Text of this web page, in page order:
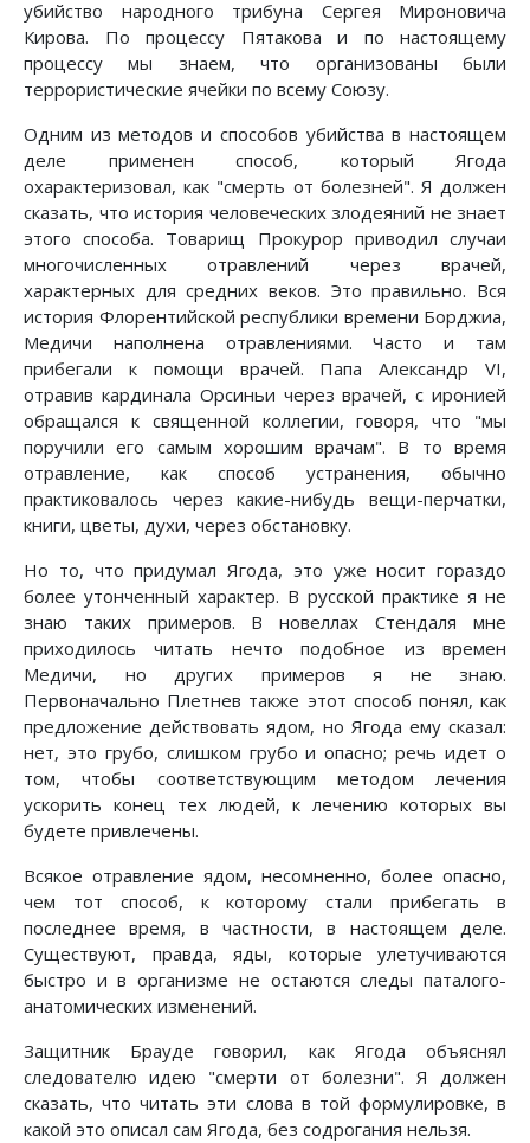
убийство народного трибуна Сергея Мироновича
Кирова. По процессу Пятакова и по настоящему
процессу мы знаем, что организованы были
террористические ячейки по всему Союзу.
Одним из методов и способов убийства в настоящем
деле применен способ, который Ягода
охарактеризовал, как "смерть от болезней". Я должен
сказать, что история человеческих злодеяний не знает
этого способа. Товарищ Прокурор приводил случаи
многочисленных отравлений через врачей,
характерных для средних веков. Это правильно. Вся
история Флорентийской республики времени Борджиа,
Медичи наполнена отравлениями. Часто и там
прибегали к помощи врачей. Папа Александр VI,
отравив кардинала Орсиньи через врачей, с иронией
обращался к священной коллегии, говоря, что "мы
поручили его самым хорошим врачам". В то время
отравление, как способ устранения, обычно
практиковалось через какие-нибудь вещи-перчатки,
книги, цветы, духи, через обстановку.
Но то, что придумал Ягода, это уже носит гораздо
более утонченный характер. В русской практике я не
знаю таких примеров. В новеллах Стендаля мне
приходилось читать нечто подобное из времен
Медичи, но других примеров я не знаю.
Первоначально Плетнев также этот способ понял, как
предложение действовать ядом, но Ягода ему сказал:
нет, это грубо, слишком грубо и опасно; речь идет о
том, чтобы соответствующим методом лечения
ускорить конец тех людей, к лечению которых вы
будете привлечены.
Всякое отравление ядом, несомненно, более опасно,
чем тот способ, к которому стали прибегать в
последнее время, в частности, в настоящем деле.
Существуют, правда, яды, которые улетучиваются
быстро и в организме не остаются следы паталого-
анатомических изменений.
Защитник Брауде говорил, как Ягода объяснял
следователю идею "смерти от болезни". Я должен
сказать, что читать эти слова в той формулировке, в
какой это описал сам Ягода, без содрогания нельзя.